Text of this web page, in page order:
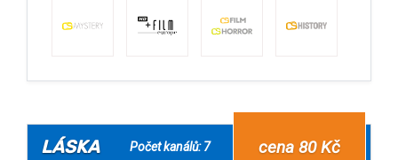
LÁSKA Počet kanálů: 7 cena 80 Kč